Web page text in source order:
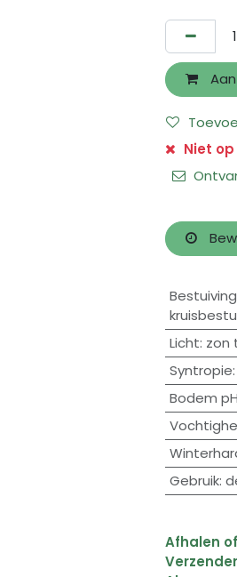
Niet
Bestuiving
Licht: zon
Syntropie:
Bodem pH
Gebruik:
Afhalen of